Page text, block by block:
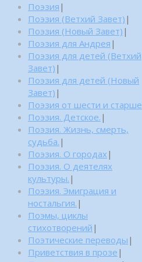
Поэзия |
Поэзия (Ветхий Завет) |
Поэзия (Новый Завет) |
Поэзия для Андрея |
Поэзия для детей (Ветхий
Завет) |
Поэзия для детей (Новый
Завет) |
Поэзия от шести и старше
Поэзия. Детское. |
Поэзия. Жизнь, смерть,
судьба. |
Поэзия. О городах |
Поэзия. О деятелях
культуры. |
Поэзия. Эмиграция и
ностальгия. |
Поэмы, циклы
стихотворений |
Поэтические переводы |
Приветствия в прозе |